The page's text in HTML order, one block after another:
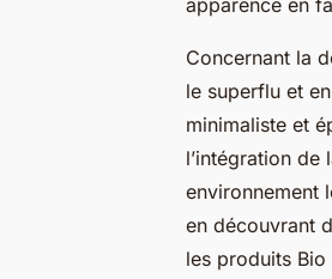
apparence en
Concernant la
le superflu et
minimaliste et
l’intégration
environnement
en découvrant
les produits